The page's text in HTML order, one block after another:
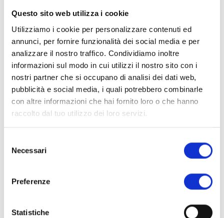
Questo sito web utilizza i cookie
Utilizziamo i cookie per personalizzare contenuti ed
annunci, per fornire funzionalità dei social media e per
analizzare il nostro traffico. Condividiamo inoltre
informazioni sul modo in cui utilizzi il nostro sito con i
nostri partner che si occupano di analisi dei dati web,
pubblicità e social media, i quali potrebbero combinarle
con altre informazioni che hai fornito loro o che hanno
raccolto dal tuo utilizzo dei loro servizi.
delNecessari
Preferenze
Statistiche
GRANO, proteine d'AVENA, albume d'UOVO, eritritolo,
olio d'oliva, olio di cocco, BURRO, acido caprilico, L-
leucina, cacao (5%), gocce di cioccolato (burro di
cacao, cacao, emulsionante: lecitina di girasole), sale
iodato, lievito naturale, emulsionante: lecitina di
girasole, conservanti: potassio sorbato.
Valori nutrizionali
1 porzione
176 Kcal
737 KJ
- di cui acidi grassi saturi
5.00g